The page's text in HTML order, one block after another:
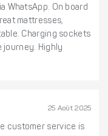
WhatsApp. On board
mattresses,
Charging sockets
journey. Highly
25 Août 2025
customer service is